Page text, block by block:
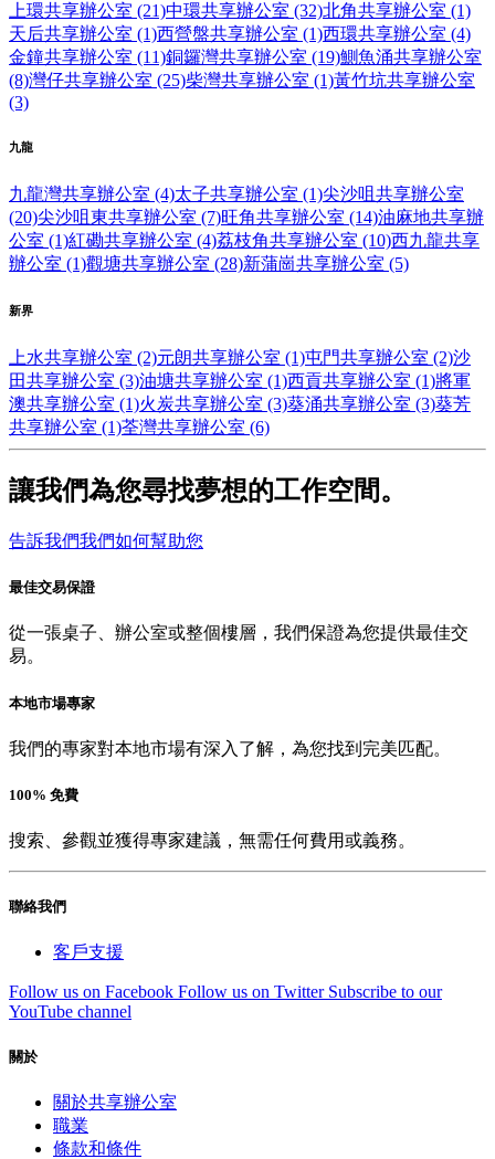
上環共享辦公室 (21)中環共享辦公室 (32)北角共享辦公室 (1)
天后共享辦公室 (1)西營盤共享辦公室 (1)西環共享辦公室 (4)
金鐘共享辦公室 (11)銅鑼灣共享辦公室 (19)鰂魚涌共享辦公室
(8)灣仔共享辦公室 (25)柴灣共享辦公室 (1)黃竹坑共享辦公室
(3)
九龍
九龍灣共享辦公室 (4)太子共享辦公室 (1)尖沙咀共享辦公室
(20)尖沙咀東共享辦公室 (7)旺角共享辦公室 (14)油麻地共享辦
公室 (1)紅磡共享辦公室 (4)荔枝角共享辦公室 (10)西九龍共享
辦公室 (1)觀塘共享辦公室 (28)新蒲崗共享辦公室 (5)
新界
上水共享辦公室 (2)元朗共享辦公室 (1)屯門共享辦公室 (2)沙
田共享辦公室 (3)油塘共享辦公室 (1)西貢共享辦公室 (1)將軍
澳共享辦公室 (1)火炭共享辦公室 (3)葵涌共享辦公室 (3)葵芳
共享辦公室 (1)荃灣共享辦公室 (6)
讓我們為您尋找夢想的工作空間。
告訴我們我們如何幫助您
最佳交易保證
從一張桌子、辦公室或整個樓層，我們保證為您提供最佳交
易。
本地市場專家
我們的專家對本地市場有深入了解，為您找到完美匹配。
100% 免費
搜索、參觀並獲得專家建議，無需任何費用或義務。
聯絡我們
客戶支援
Follow us on Facebook Follow us on Twitter Subscribe to our
YouTube channel
關於
關於共享辦公室
職業
條款和條件